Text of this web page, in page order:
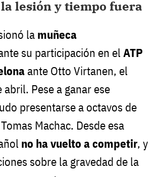
lesión y tiempo fuera
la muñeca
su participación en el ATP
ante Otto Virtanen, el
abril. Pese a ganar ese
presentarse a octavos de
Machac. Desde esa
no ha vuelto a competir, y
sobre la gravedad de la